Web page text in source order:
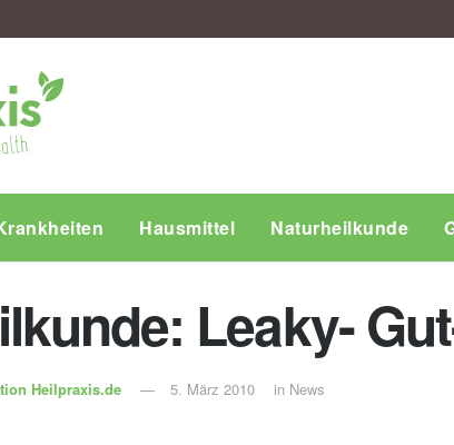
Hausmittel Naturheilkunde
Leaky-
Heilpraxis.de 5. März 2010 in News